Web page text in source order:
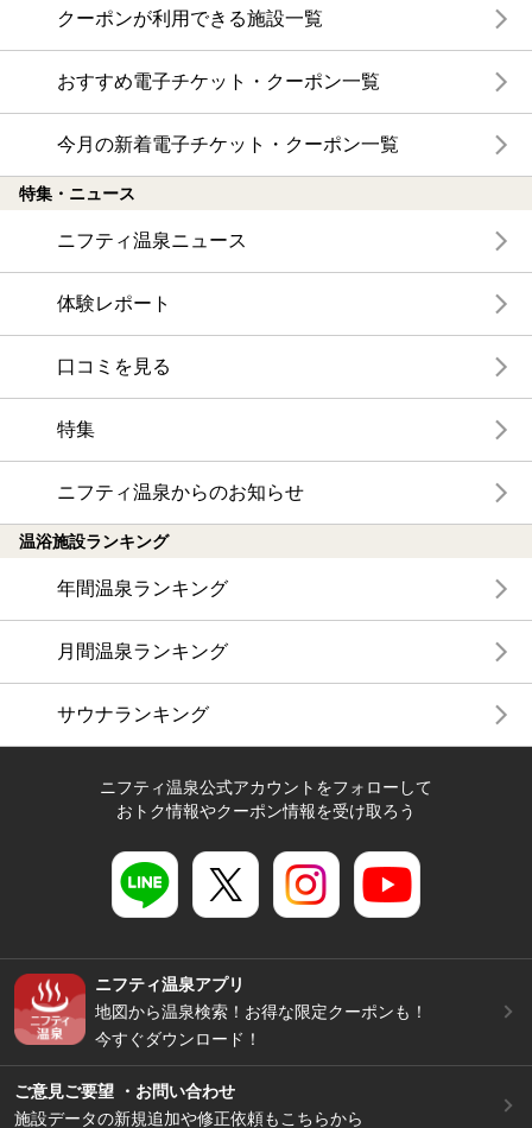
クーポンが利用できる施設一覧
おすすめ電子チケット・クーポン一覧
今月の新着電子チケット・クーポン一覧
特集・ニュース
ニフティ温泉ニュース
体験レポート
口コミを見る
特集
ニフティ温泉からのお知らせ
温浴施設ランキング
年間温泉ランキング
月間温泉ランキング
サウナランキング
ニフティ温泉公式アカウントをフォローして
おトク情報やクーポン情報を受け取ろう
ニフティ温泉アプリ
地図から温泉検索！お得な限定クーポンも！
今すぐダウンロード！
ご意見ご要望 ・お問い合わせ
施設データの新規追加や修正依頼もこちらから